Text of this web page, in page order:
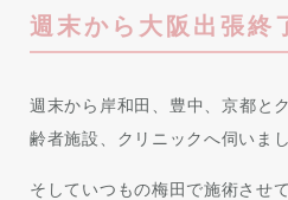
週末から大阪出張終
週末から岸和田、豊中、京都と
齢者施設、クリニックへ伺いま
そしていつもの梅田で施術させ